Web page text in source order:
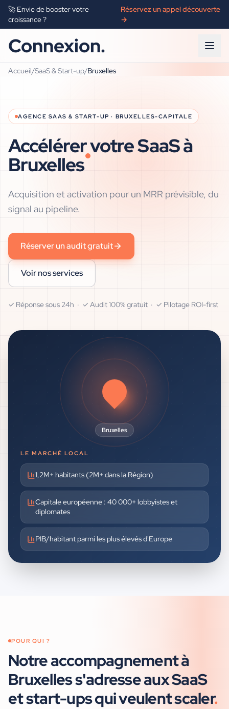
🚀 Envie de booster votre
croissance ?
Réservez un appel découverte
→
Connexion.
Accueil/SaaS & Start-up/Bruxelles
AGENCE SAAS & START-UP · BRUXELLES-CAPITALE
Accélérer votre SaaS à
Bruxelles
Acquisition et activation pour un MRR prévisible, du
signal au pipeline.
Réserver un audit gratuit
Voir nos services
✓ Réponse sous 24h · ✓ Audit 100% gratuit · ✓ Pilotage ROI-first
Bruxelles
LE MARCHÉ LOCAL
1,2M+ habitants (2M+ dans la Région)
Capitale européenne : 40 000+ lobbyistes et
diplomates
PIB/habitant parmi les plus élevés d'Europe
POUR QUI ?
Notre accompagnement à
Bruxelless'adresse auxSaaS
et start-upsqui veulent scaler.